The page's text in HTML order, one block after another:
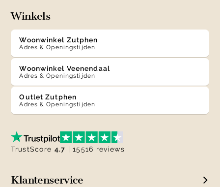
Winkels
Woonwinkel Zutphen
Adres & Openingstijden
Woonwinkel Veenendaal
Adres & Openingstijden
Outlet Zutphen
Adres & Openingstijden
Klantenservice
TrustScore 4.7 | 15516 reviews